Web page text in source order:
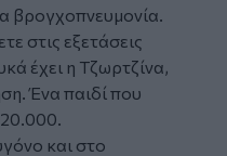
βρογχοπνευμονία.
στις εξετάσεις
έχει η Τζωρτζίνα,
Ένα παιδί που
20.000.
και στο